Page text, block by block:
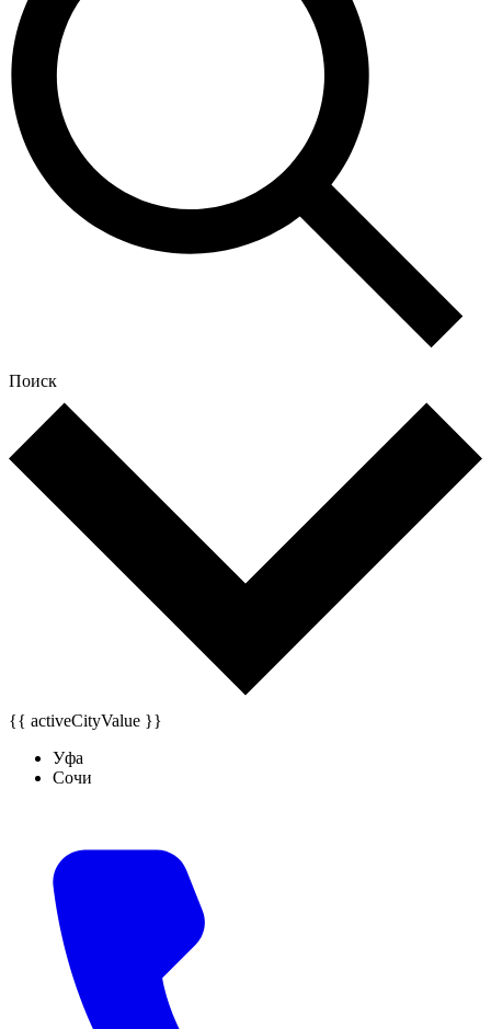
Поиск
{{ activeCityValue }}
Уфа
Сочи